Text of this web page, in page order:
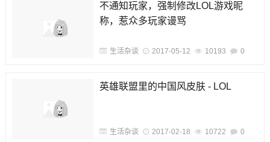
不通知玩家，强制修改LOL游戏昵
称，惹众多玩家谩骂
生活杂谈 2017-05-12 10193 0
英雄联盟里的中国风皮肤 - LOL
生活杂谈 2017-02-18 10722 0